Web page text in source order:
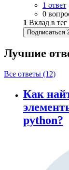
1 ответ
0
1 Вклад в тег
Подписаться
Лучшие
Все ответы (12)
Как
python?